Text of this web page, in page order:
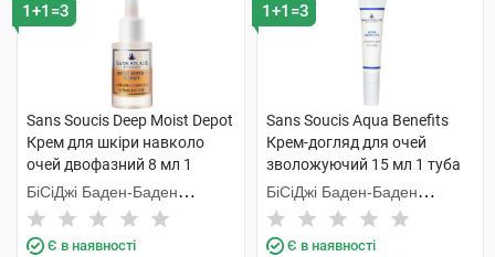
1+1=3
Sans Soucis Deep Moist Depot
Крем для шкіри навколо
очей двофазний 8 мл 1
флакон
БіСіДжі Баден-Баден
Косметікс Груп Гмбх
Є в наявності
1+1=3
Sans Soucis Aqua Benefits
Крем-догляд для очей
зволожуючий 15 мл 1 туба
БіСіДжі Баден-Баден
Косметікс Груп Гмбх
Є в наявності